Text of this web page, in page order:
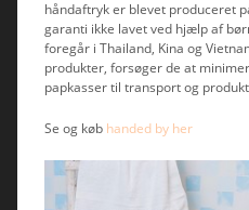
håndaftryk er blevet produceret
garanti ikke lavet ved hjælp af
foregår i Thailand, Kina og
produkter, forsøger de at
papkasser til transport og
Se og køb handed by her